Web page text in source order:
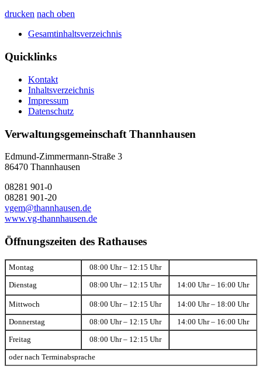
drucken nach oben
Gesamtinhaltsverzeichnis
Quicklinks
Kontakt
Inhaltsverzeichnis
Impressum
Datenschutz
Verwaltungsgemeinschaft Thannhausen
Edmund-Zimmermann-Straße 3
86470 Thannhausen
08281 901-0
08281 901-20
vgem@thannhausen.de
www.vg-thannhausen.de
Öffnungszeiten des Rathauses
Montag 08:00 Uhr – 12:15 Uhr
Dienstag 08:00 Uhr – 12:15 Uhr 14:00 Uhr – 16:00 Uhr
Mittwoch 08:00 Uhr – 12:15 Uhr 14:00 Uhr – 18:00 Uhr
Donnerstag 08:00 Uhr – 12:15 Uhr 14:00 Uhr – 16:00 Uhr
Freitag 08:00 Uhr – 12:15 Uhr
oder nach Terminabsprache